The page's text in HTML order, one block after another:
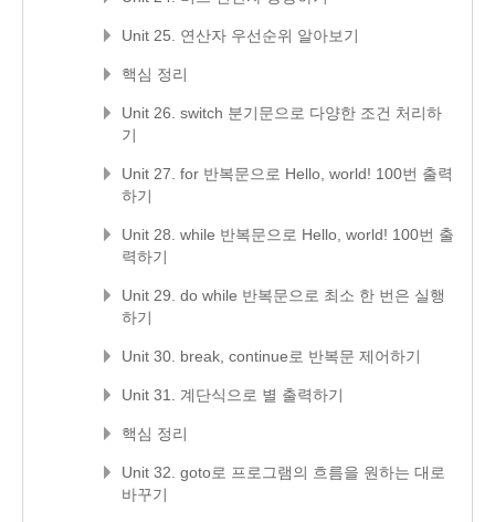
Unit 25. 연산자 우선순위 알아보기
핵심 정리
Unit 26. switch 분기문으로 다양한 조건 처리하
기
Unit 27. for 반복문으로 Hello, world! 100번 출력
하기
Unit 28. while 반복문으로 Hello, world! 100번 출
력하기
Unit 29. do while 반복문으로 최소 한 번은 실행
하기
Unit 30. break, continue로 반복문 제어하기
Unit 31. 계단식으로 별 출력하기
핵심 정리
Unit 32. goto로 프로그램의 흐름을 원하는 대로
바꾸기